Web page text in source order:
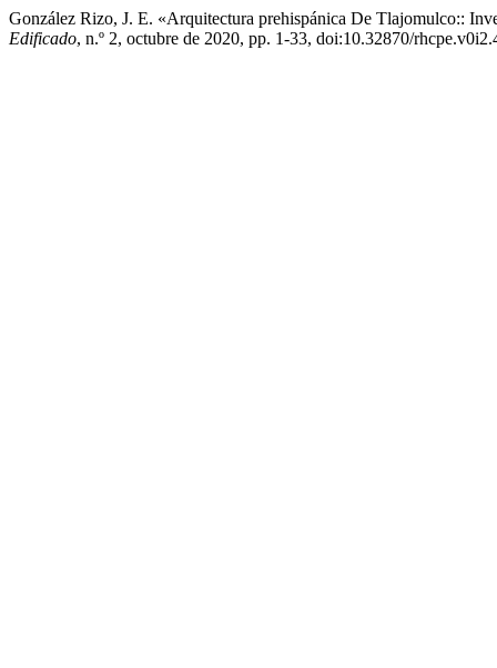
González Rizo, J. E. «Arquitectura prehispánica De Tlajomulco::
Edificado, n.º 2, octubre de 2020, pp. 1-33, doi:10.32870/